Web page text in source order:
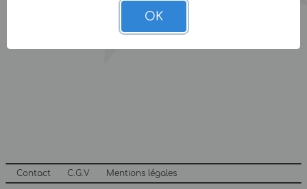
Contact C.G.V Mentions légales
OK